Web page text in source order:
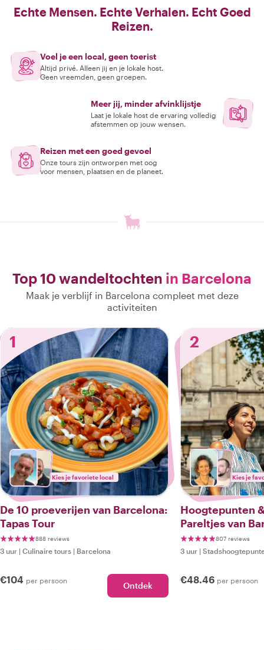
Echte Mensen. Echte Verhalen. Echt Goed
Reizen.
Voel je een local, geen toerist
Altijd privé. Alleen jij en je lokale host.
Geen vreemden, geen groepen.
Meer jij, minder afvinklijstje
Laat je lokale host de ervaring volledig
afstemmen op jouw wensen.
Reizen met een goed gevoel
Onze tours zijn ontworpen met oog
voor mensen, plaatsen en de planeet.
Top 10 wandeltochten in Barcelona
Maak je verblijf in Barcelona compleet met deze
activiteiten
1
Kies je favoriete local
De 10 proeverijen van Barcelona:
Tapas Tour
888 reviews
3 uur | Culinaire tours | Barcelona
€104 per persoon Ontdek
2
Kies je
Hoogtepunten
Pareltjes van
807 reviews
3 uur |
€48.46 per persoon